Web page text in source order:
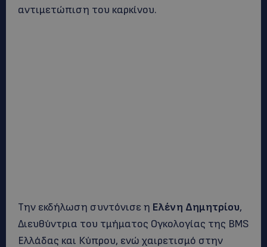
αντιμετώπιση του καρκίνου.
Την εκδήλωση συντόνισε η Ελένη Δημητρίου,
Διευθύντρια του τμήματος Ογκολογίας της BMS
Ελλάδας και Κύπρου, ενώ χαιρετισμό στην